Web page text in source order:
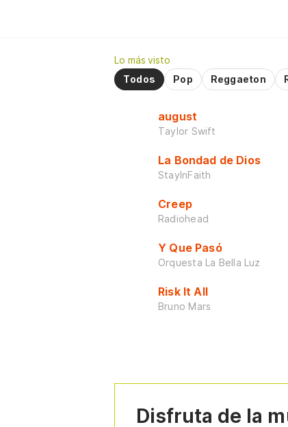
Lo más visto
Todos
Pop Reggaeton
august
Taylor Swift
La Bondad de Dios
StayInFaith
Creep
Radiohead
Y Que Pasó
Orquesta La Bella Luz
Risk It All
Bruno Mars
Disfruta de la